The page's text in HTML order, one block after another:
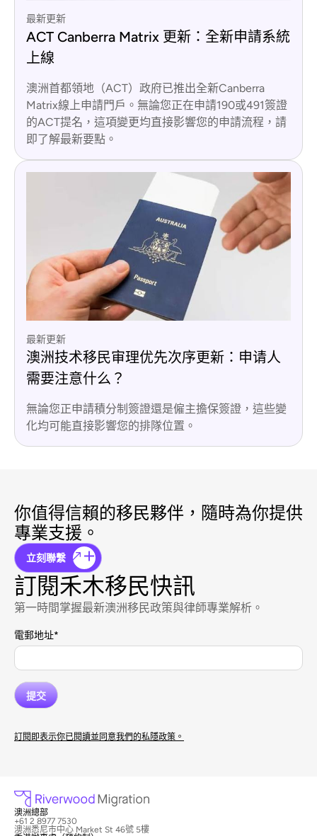
最新更新
ACT Canberra Matrix 更新：全新申請系統
上線
澳洲首都領地（ACT）政府已推出全新Canberra
Matrix線上申請門戶。無論您正在申請190或491簽證
的ACT提名，這項變更均直接影響您的申請流程，請
即了解最新要點。
最新更新
澳洲技术移民审理优先次序更新：申请人
需要注意什么？
無論您正申請積分制簽證還是僱主擔保簽證，這些變
化均可能直接影響您的排隊位置。
你值得信賴的移民夥伴，隨時為你提供
專業支援。
立刻聯繫
訂閱禾木移民快訊
第一時間掌握最新澳洲移民政策與律師專業解析。
電郵地址*
訂閱即表示你已閱讀並同意我們的私隱政策。
澳洲總部
+61 2 8977 7530
澳洲悉尼市中心 Market St 46號 5樓